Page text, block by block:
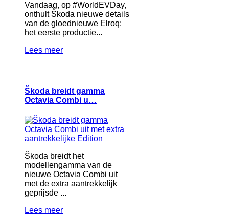
Vandaag, op #WorldEVDay,
onthult Škoda nieuwe details
van de gloednieuwe Elroq:
het eerste productie...
Lees meer
Škoda breidt gamma
Octavia Combi u…
Škoda breidt het
modellengamma van de
nieuwe Octavia Combi uit
met de extra aantrekkelijk
geprijsde ...
Lees meer